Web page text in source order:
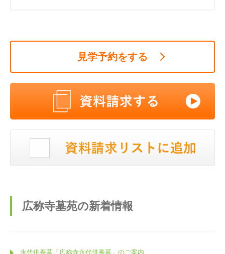
見学予約をする
広称寺墓苑の新着情報
永代供養墓「広称寺永代供養墓」のご案内